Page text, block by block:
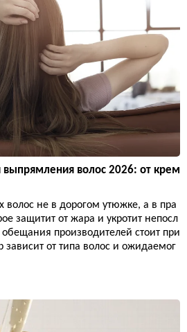
выпрямления волос 2026: от крем
волос не в дорогом утюжке, а в пра
защитит от жара и укротит непосл
производителей стоит при
от типа волос и ожидаемог